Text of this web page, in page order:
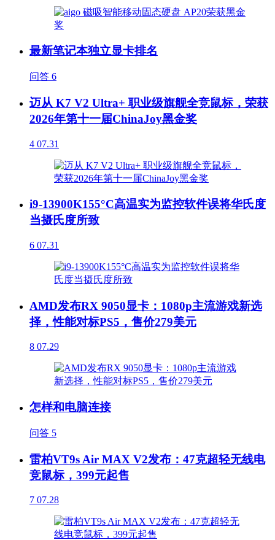
最新笔记本独立显卡排名
问答 6
迈从 K7 V2 Ultra+ 职业级旗舰全竞鼠标，荣获
2026年第十一届ChinaJoy黑金奖
4 07.31
i9-13900K155°C高温实为监控软件误将华氏度
当摄氏度所致
6 07.31
AMD发布RX 9050显卡：1080p主流游戏新选
择，性能对标PS5，售价279美元
8 07.29
怎样和电脑连接
问答 5
雷柏VT9s Air MAX V2发布：47克超轻无线电
竞鼠标，399元起售
7 07.28